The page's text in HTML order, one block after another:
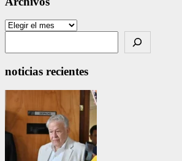
Archivos
noticias recientes